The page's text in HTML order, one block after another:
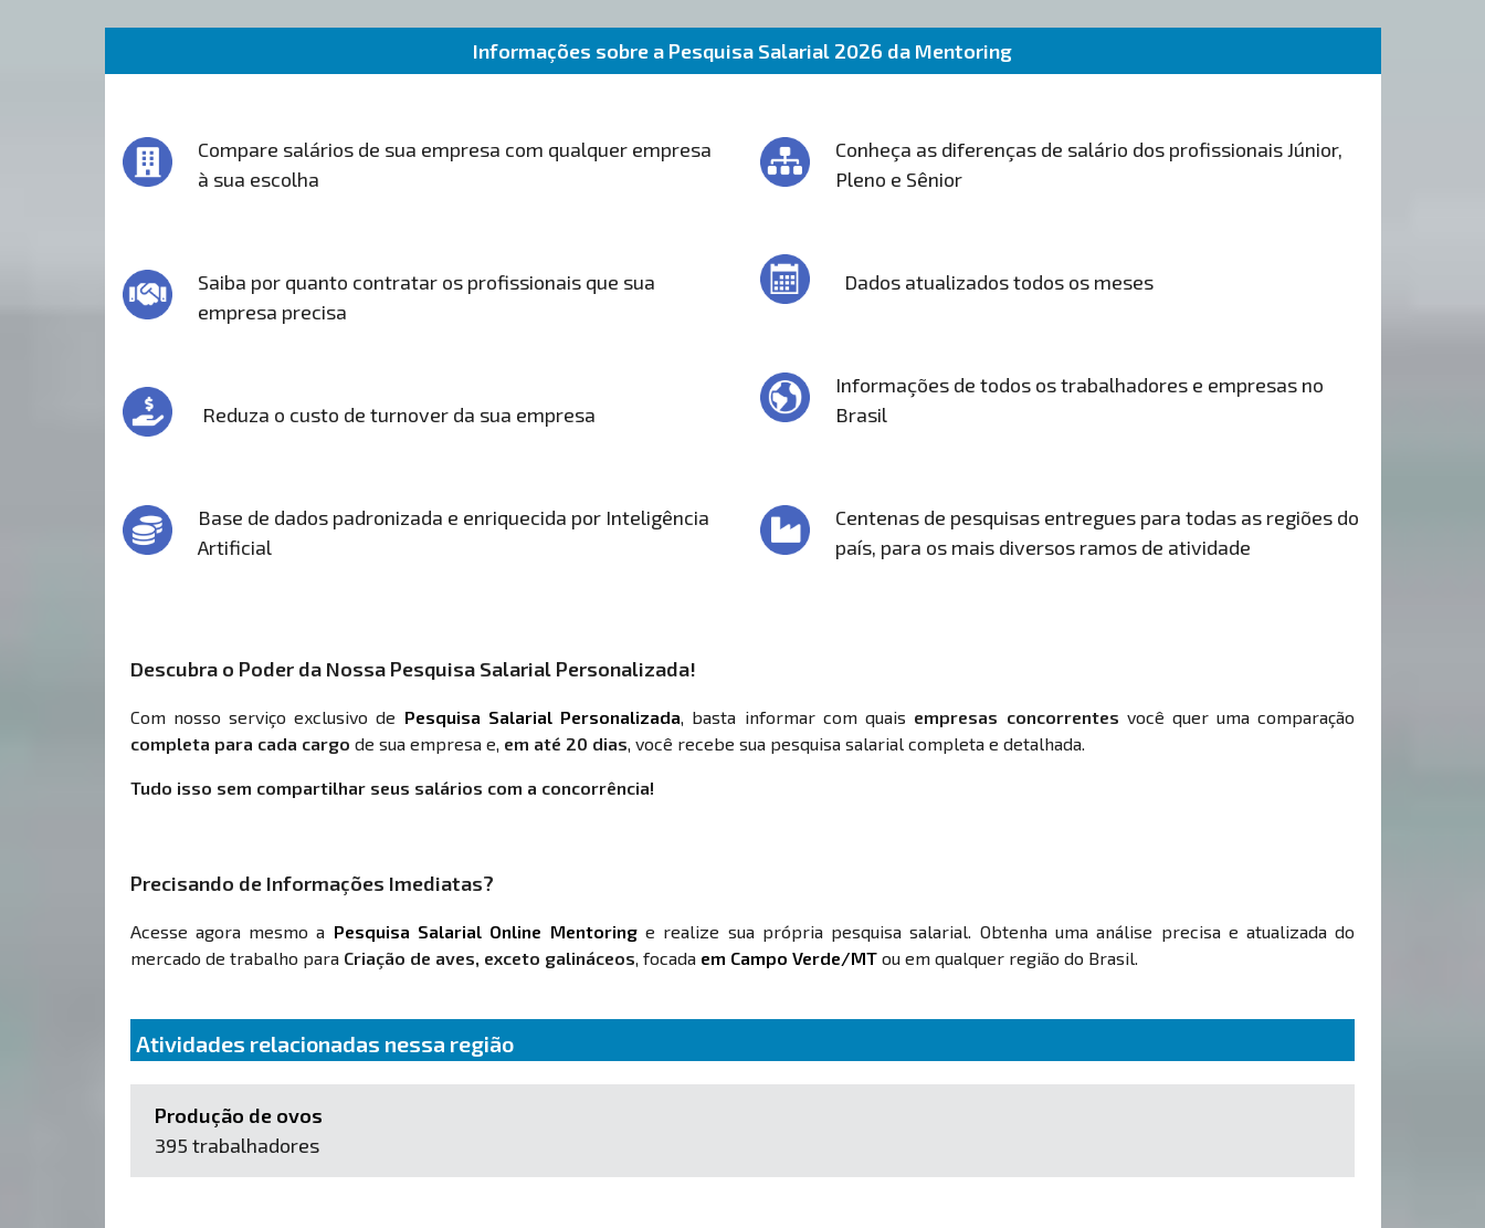
Informações sobre a Pesquisa Salarial 2026 da Mentoring
Compare salários de sua empresa com qualquer empresa
à sua escolha
Saiba por quanto contratar os profissionais que sua
empresa precisa
Reduza o custo de turnover da sua empresa
Base de dados padronizada e enriquecida por Inteligência
Artificial
Conheça as diferenças de salário dos profissionais Júnior,
Pleno e Sênior
Dados atualizados todos os meses
Informações de todos os trabalhadores e empresas no
Brasil
Centenas de pesquisas entregues para todas as regiões do
país, para os mais diversos ramos de atividade
Descubra o Poder da Nossa Pesquisa Salarial Personalizada!
Com nosso serviço exclusivo de Pesquisa Salarial Personalizada , basta informar com quais empresas concorrentes você quer uma comparação
completa para cada cargo de sua empresa e, em até 20 dias , você recebe sua pesquisa salarial completa e detalhada.
Tudo isso sem compartilhar seus salários com a concorrência!
Precisando de Informações Imediatas?
Acesse agora mesmo a Pesquisa Salarial Online Mentoringe realize sua própria pesquisa salarial. Obtenha uma análise precisa e atualizada do
mercado de trabalho para Criação de aves, exceto galináceos , focada em Campo Verde/MTou em qualquer região do Brasil.
Atividades relacionadas nessa região
Produção de ovos
395 trabalhadores